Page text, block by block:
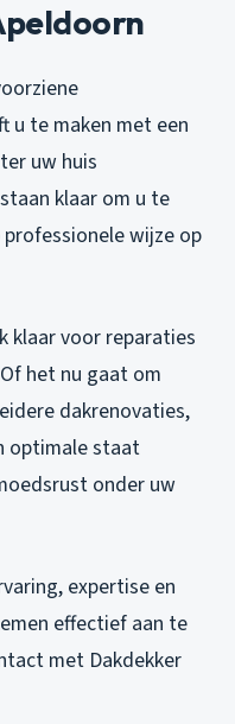
u te maken met een
uw huis
klaar om u te
wijze op
klaar voor reparaties
het nu gaat om
dakrenovaties,
optimale staat
onder uw
expertise en
effectief aan te
met Dakdekker